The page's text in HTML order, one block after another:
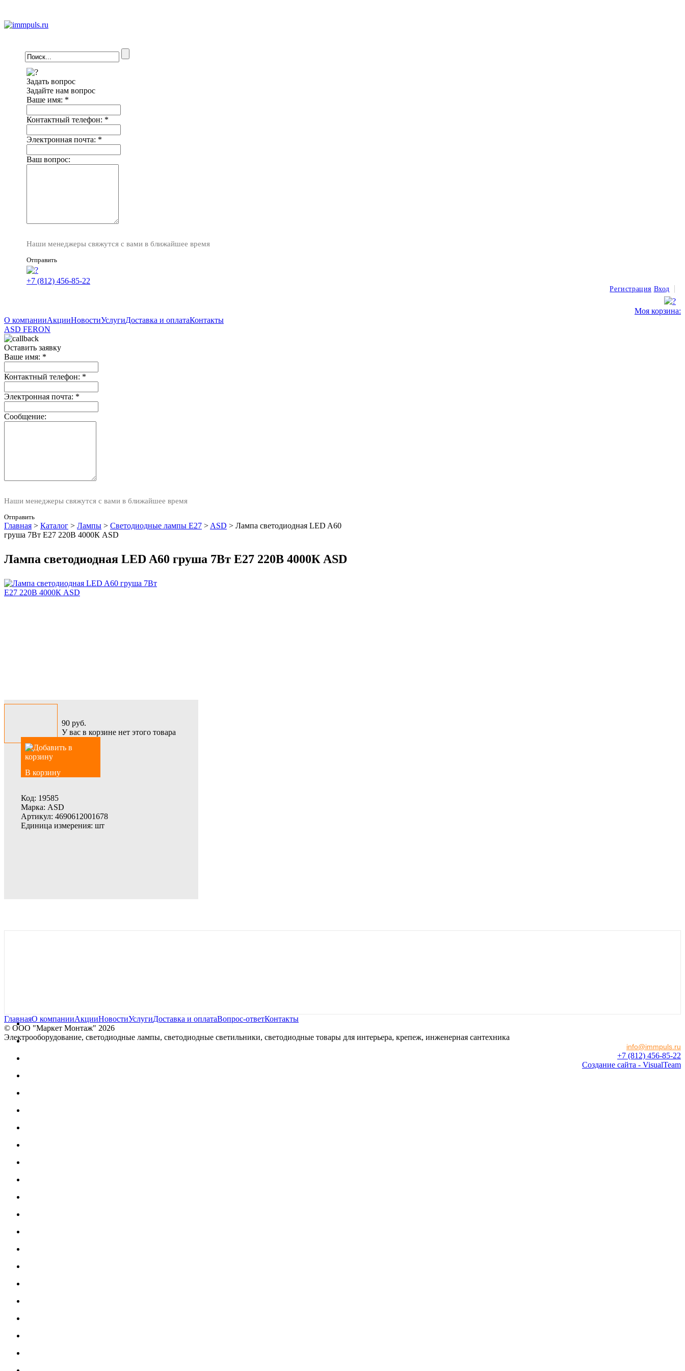
Задать вопрос
Задайте нам вопрос
Ваше имя: *
Контактный телефон: *
Электронная почта: *
Ваш вопрос:
Наши менеджеры свяжутся с вами в ближайшее время
Отправить
+7 (812) 456-85-22
Регистрация Вход
Моя корзина:
О компанииАкцииНовостиУслугиДоставка и оплатаКонтакты
ASD FERON
Оставить заявку
Ваше имя: *
Контактный телефон: *
Электронная почта: *
Сообщение:
Наши менеджеры свяжутся с вами в ближайшее время
Отправить
Главная > Каталог > Лампы > Светодиодные лампы E27 > ASD > Лампа светодиодная LED A60
груша 7Вт E27 220В 4000К ASD
Лампа светодиодная LED A60 груша 7Вт E27 220В 4000К ASD
90 руб.
У вас в корзине нет этого товара
В корзину
Код: 19585
Марка: ASD
Артикул: 4690612001678
Единица измерения: шт
ГлавнаяО компанииАкцииНовостиУслугиДоставка и оплатаВопрос-ответКонтакты
© OOO "Маркет Монтаж" 2026
Электрооборудование, светодиодные лампы, светодиодные светильники, светодиодные товары для интерьера, крепеж, инженерная сантехника
info@immpuls.ru
+7 (812) 456-85-22
Создание сайта - VisualTeam